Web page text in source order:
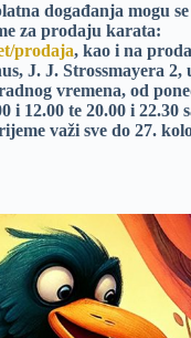
događanja mogu
za prodaju karata:
prodaja, kao i na
J. J. Strossmayera 2,
vremena, od
i 12.00 te 20.00 i 22.30
važi sve do 27.